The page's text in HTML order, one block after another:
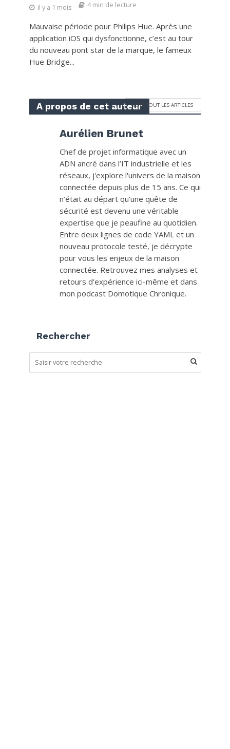
il y a 1 mois 4 min de lecture
Mauvaise période pour Philips Hue. Après une
application iOS qui dysfonctionne, c’est au tour
du nouveau pont star de la marque, le fameux
Hue Bridge...
A propos de cet auteurVOIR TOUT LES ARTICLES
Aurélien Brunet
Chef de projet informatique avec un
ADN ancré dans l’IT industrielle et les
réseaux, j'explore l'univers de la maison
connectée depuis plus de 15 ans. Ce qui
n’était au départ qu’une quête de
sécurité est devenu une véritable
expertise que je peaufine au quotidien.
Entre deux lignes de code YAML et un
nouveau protocole testé, je décrypte
pour vous les enjeux de la maison
connectée. Retrouvez mes analyses et
retours d'expérience ici-même et dans
mon podcast Domotique Chronique.
Rechercher